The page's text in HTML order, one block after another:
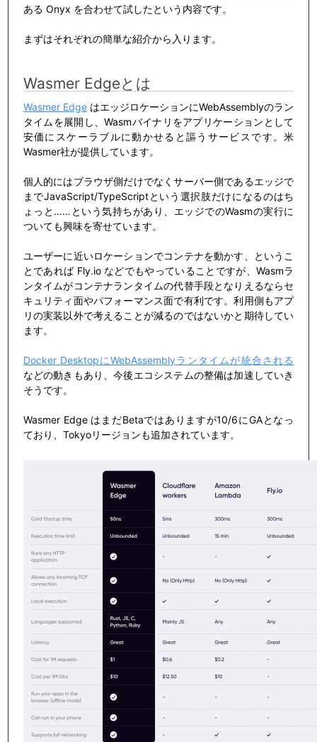
ある Onyx を合わせて試したという内容です。
まずはそれぞれの簡単な紹介から入ります。
Wasmer Edgeとは
Wasmer EdgeはエッジロケーションにWebAssemblyのラン
タイムを展開し、Wasmバイナリをアプリケーションとして
安価にスケーラブルに動かせると謳うサービスです。米
Wasmer社が提供しています。
個人的にはブラウザ側だけでなくサーバー側であるエッジで
までJavaScript/TypeScriptという選択肢だけになるのはち
ょっと……という気持ちがあり、エッジでのWasmの実行に
ついても興味を寄せています。
ユーザーに近いロケーションでコンテナを動かす、というこ
とであれば Fly.io などでもやっていることですが、Wasmラ
ンタイムがコンテナランタイムの代替手段となりえるならセ
キュリティ面やパフォーマンス面で有利です。利用側もアプ
リの実装以外で考えることが減るのではないかと期待してい
ます。
Docker DesktopにWebAssemblyランタイムが統合される
などの動きもあり、今後エコシステムの整備は加速していき
そうです。
Wasmer Edge はまだBetaではありますが10/6にGAとなっ
ており、Tokyoリージョンも追加されています。